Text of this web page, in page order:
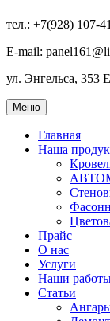
тел.: +7(928) 107-
E-mail:
ул. Энгельса, 353
Меню
Главная
Наша
Прайс
О нас
Услуги
Наши
Статьи